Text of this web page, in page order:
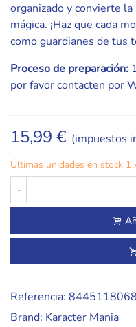
organizado y convierte
mágica. ¡Haz que cada
como guardianes de tus
Proceso de preparación:
por favor contacten por
15,99 € (impuestos
Últimas unidades en stock 1
-
Referencia:
Brand: Karacter Mania